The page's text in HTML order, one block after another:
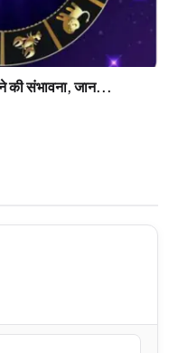
संभावना, जान...